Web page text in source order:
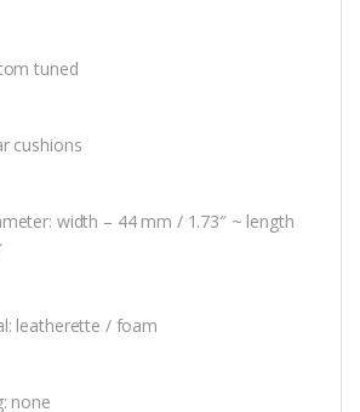
tuned
cushions
width – 44 mm / 1.73″ ~ length
leatherette / foam
none